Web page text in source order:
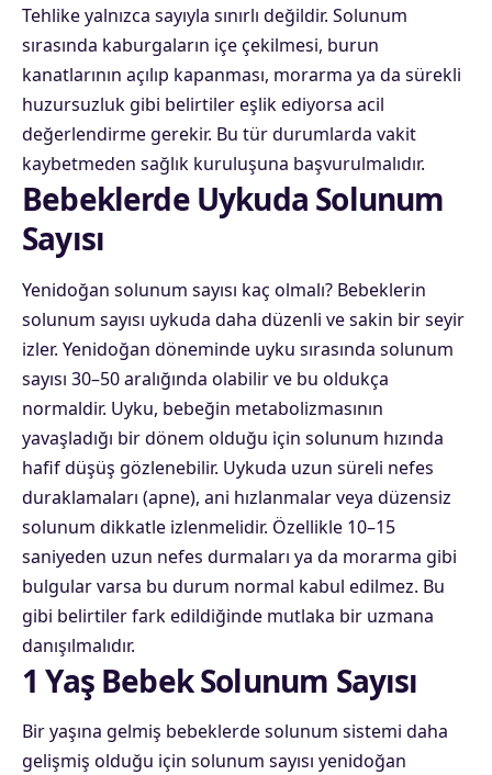
Tehlike yalnızca sayıyla sınırlı değildir. Solunum
sırasında kaburgaların içe çekilmesi, burun
kanatlarının açılıp kapanması, morarma ya da sürekli
huzursuzluk gibi belirtiler eşlik ediyorsa acil
değerlendirme gerekir. Bu tür durumlarda vakit
kaybetmeden sağlık kuruluşuna başvurulmalıdır.
Bebeklerde Uykuda Solunum
Sayısı
Yenidoğan solunum sayısı kaç olmalı? Bebeklerin
solunum sayısı uykuda daha düzenli ve sakin bir seyir
izler. Yenidoğan döneminde uyku sırasında solunum
sayısı 30–50 aralığında olabilir ve bu oldukça
normaldir. Uyku, bebeğin metabolizmasının
yavaşladığı bir dönem olduğu için solunum hızında
hafif düşüş gözlenebilir. Uykuda uzun süreli nefes
duraklamaları (apne), ani hızlanmalar veya düzensiz
solunum dikkatle izlenmelidir. Özellikle 10–15
saniyeden uzun nefes durmaları ya da morarma gibi
bulgular varsa bu durum normal kabul edilmez. Bu
gibi belirtiler fark edildiğinde mutlaka bir uzmana
danışılmalıdır.
1 Yaş Bebek Solunum Sayısı
Bir yaşına gelmiş bebeklerdesolunum sistemi daha
gelişmiş olduğu için solunum sayısı yenidoğan